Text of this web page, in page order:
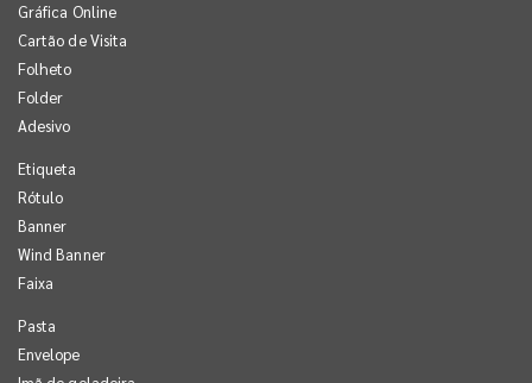
Gráfica Online
Cartão de Visita
Folheto
Folder
Adesivo
Etiqueta
Rótulo
Banner
Wind Banner
Faixa
Pasta
Envelope